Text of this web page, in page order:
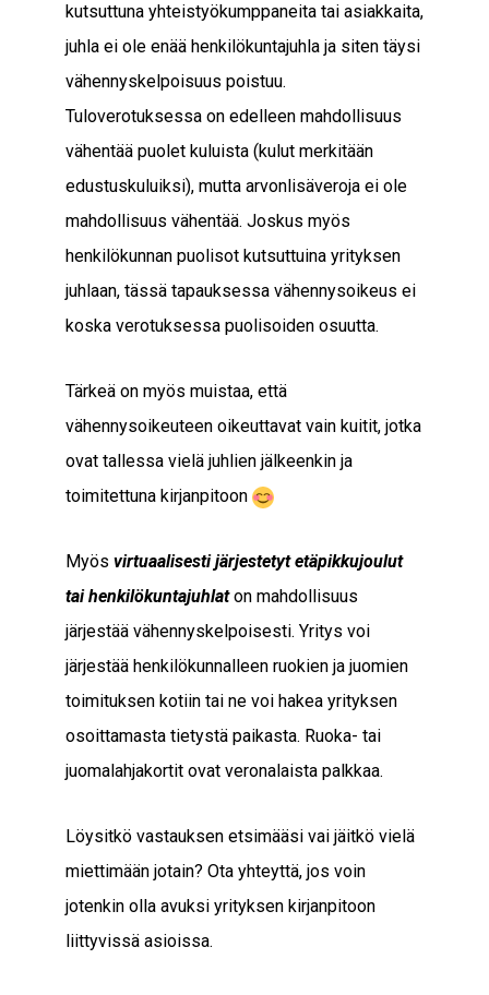
kutsuttuna yhteistyökumppaneita tai asiakkaita,
juhla ei ole enää henkilökuntajuhla ja siten täysi
vähennyskelpoisuus poistuu.
Tuloverotuksessa on edelleen mahdollisuus
vähentää puolet kuluista (kulut merkitään
edustuskuluiksi), mutta arvonlisäveroja ei ole
mahdollisuus vähentää. Joskus myös
henkilökunnan puolisot kutsuttuina yrityksen
juhlaan, tässä tapauksessa vähennysoikeus ei
koska verotuksessa puolisoiden osuutta.
Tärkeä on myös muistaa, että
vähennysoikeuteen oikeuttavat vain kuitit, jotka
ovat tallessa vielä juhlien jälkeenkin ja
toimitettuna kirjanpitoon
Myös virtuaalisesti järjestetyt etäpikkujoulut
tai henkilökuntajuhlaton mahdollisuus
järjestää vähennyskelpoisesti. Yritys voi
järjestää henkilökunnalleen ruokien ja juomien
toimituksen kotiin tai ne voi hakea yrityksen
osoittamasta tietystä paikasta. Ruoka- tai
juomalahjakortit ovat veronalaista palkkaa.
Löysitkö vastauksen etsimääsi vai jäitkö vielä
miettimään jotain? Ota yhteyttä, jos voin
jotenkin olla avuksi yrityksen kirjanpitoon
liittyvissä asioissa.